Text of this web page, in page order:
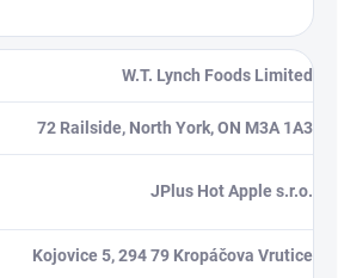
W.T. Lynch Foods Limited
72 Railside, North York, ON M3A 1A3
JPlus Hot Apple s.r.o.
Kojovice 5, 294 79 Kropáčova Vrutice